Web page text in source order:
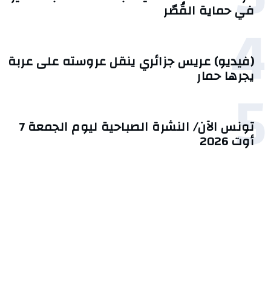
في حماية القُصّر
4
(فيديو) عريس جزائري ينقل عروسته على عربة
يجرها حمار
5 تونس الآن/ النشرة الصباحية ليوم الجمعة 7
أوت 2026